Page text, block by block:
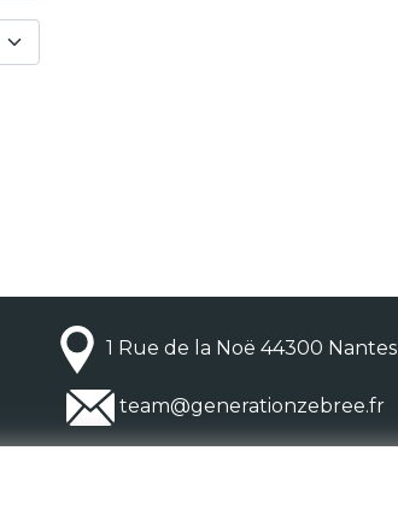
1 Rue de la Noë 44300 Nantes
team@generationzebree.fr